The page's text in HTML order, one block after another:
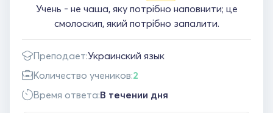
Учень - не чаша, яку потрібно наповнити; це
смолоскип, який потрібно запалити.
Преподает:Украинский язык
Количество учеников:2
Время ответа:В течении дня